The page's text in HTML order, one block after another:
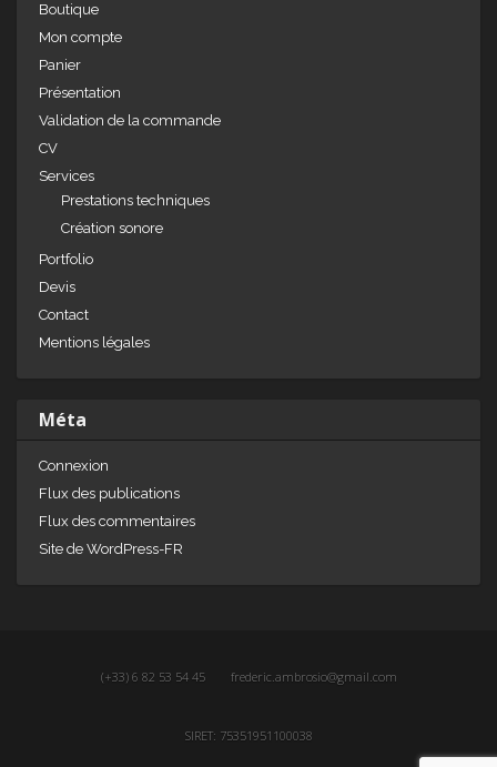
Boutique
Mon compte
Panier
Présentation
Validation de la commande
CV
Services
Prestations techniques
Création sonore
Portfolio
Devis
Contact
Mentions légales
Méta
Connexion
Flux des publications
Flux des commentaires
Site de WordPress-FR
(+33) 6 82 53 54 45 frederic.ambrosio@gmail.com
SIRET: 75351951100038